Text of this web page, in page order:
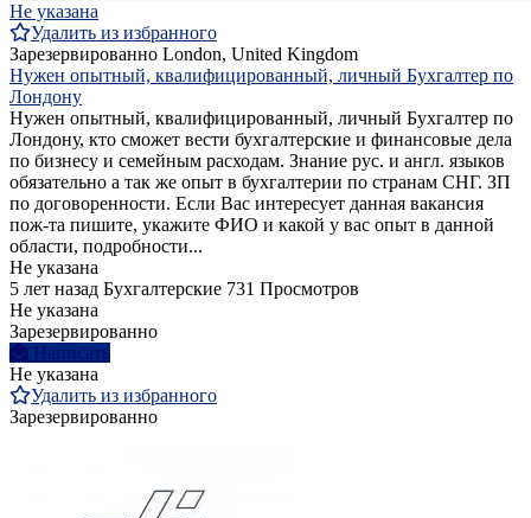
Не указана
Удалить из избранного
Зарезервированно London, United Kingdom
Нужен опытный, квалифицированный, личный Бухгалтер по
Лондону
Нужен опытный, квалифицированный, личный Бухгалтер по
Лондону, кто сможет вести бухгалтерские и финансовые дела
по бизнесу и семейным расходам. Знание рус. и англ. языков
обязательно а так же опыт в бухгалтерии по странам СНГ. ЗП
по договоренности. Если Вас интересует данная вакансия
пож-та пишите, укажите ФИО и какой у вас опыт в данной
области, подробности...
Не указана
5 лет назад Бухгалтерские 731 Просмотров
Не указана
Зарезервированно
Написать
Не указана
Удалить из избранного
Зарезервированно